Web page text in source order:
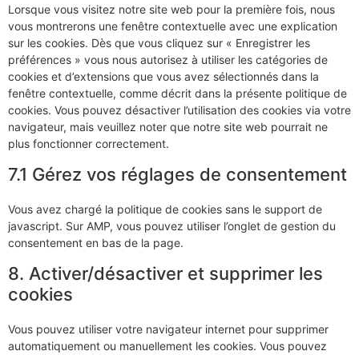
Lorsque vous visitez notre site web pour la première fois, nous
vous montrerons une fenêtre contextuelle avec une explication
sur les cookies. Dès que vous cliquez sur « Enregistrer les
préférences » vous nous autorisez à utiliser les catégories de
cookies et d’extensions que vous avez sélectionnés dans la
fenêtre contextuelle, comme décrit dans la présente politique de
cookies. Vous pouvez désactiver l’utilisation des cookies via votre
navigateur, mais veuillez noter que notre site web pourrait ne
plus fonctionner correctement.
7.1 Gérez vos réglages de consentement
Vous avez chargé la politique de cookies sans le support de
javascript. Sur AMP, vous pouvez utiliser l’onglet de gestion du
consentement en bas de la page.
8. Activer/désactiver et supprimer les
cookies
Vous pouvez utiliser votre navigateur internet pour supprimer
automatiquement ou manuellement les cookies. Vous pouvez